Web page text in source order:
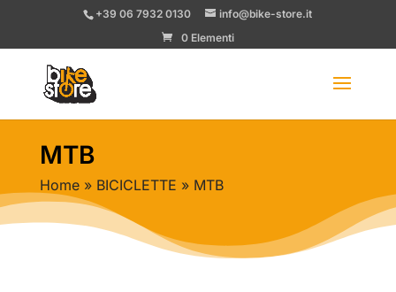
+39 06 7932 0130
info@bike-store.it
0 Elementi
MTB
Home» BICICLETTE » MTB